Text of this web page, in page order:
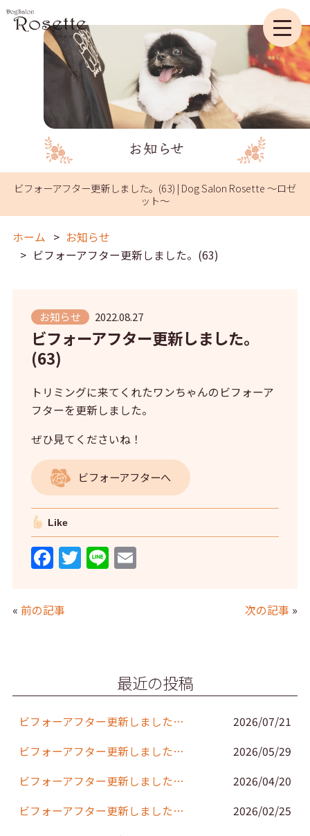
ビフォーアフター更新しました。(63) | Dog Salon Rosette ～ロゼ
ット～
ホーム
お知らせ
ビフォーアフター更新しました。(63)
お知らせ 2022.08.27
ビフォーアフター更新しました。
(63)
トリミングに来てくれたワンちゃんのビフォーア
フターを更新しました。
ぜひ見てくださいね！
ビフォーアフターへ
Like
F
a
c
e
o
k
T
w
Li
n
E
« 前の記事 次の記事 »
最近の投稿
ビフォーアフター更新しました。(152)
2026/07/21
ビフォーアフター更新しました。(151)
2026/05/29
ビフォーアフター更新しました。(150)
2026/04/20
ビフォーアフター更新しました。(149)
2026/02/25